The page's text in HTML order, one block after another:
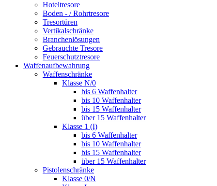
Hoteltresore
Boden - / Rohrtresore
Tresortüren
Vertikalschränke
Branchenlösungen
Gebrauchte Tresore
Feuerschutztresore
Waffenaufbewahrung
Waffenschränke
Klasse N/0
bis 6 Waffenhalter
bis 10 Waffenhalter
bis 15 Waffenhalter
über 15 Waffenhalter
Klasse 1 (I)
bis 6 Waffenhalter
bis 10 Waffenhalter
bis 15 Waffenhalter
über 15 Waffenhalter
Pistolenschränke
Klasse 0/N